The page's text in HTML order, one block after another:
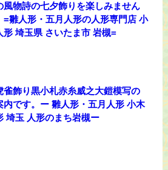
風物詩の七夕飾りを楽しみません
雛人形・五月人形の人形専門店 小
形 埼玉県 さいたま市 岩槻=
雀飾り黒小札赤糸威之大鎧模写の
内です。ー 雛人形・五月人形 小木
埼玉 人形のまち岩槻ー